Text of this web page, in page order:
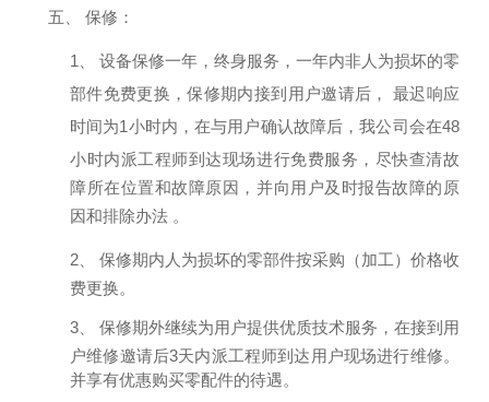
五、 保修：
1、 设备保修一年，终身服务，一年内非人为损坏的零
部件免费更换，保修期内接到用户邀请后，
最迟响应
时间为1小时内，在与用户确认故障后，我公司会在48
小时内派工程师到达现场进行免费服务，尽快查清故
障所在位置和故障原因，并向用户及时报告故障的原
因和排除办法 。
2、 保修期内人为损坏的零部件按采购（加工）价格收
费更换。
3、 保修期外继续为用户提供优质技术服务，在接到用
户维修邀请后3天内派工程师到达用户现场进行维修。
并享有优惠购买零配件的待遇。